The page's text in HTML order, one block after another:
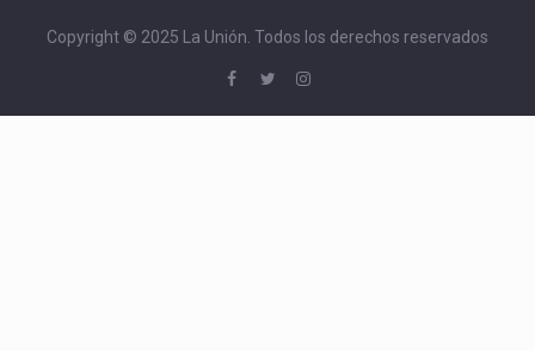
Copyright © 2025 La Unión. Todos los derechos reservados